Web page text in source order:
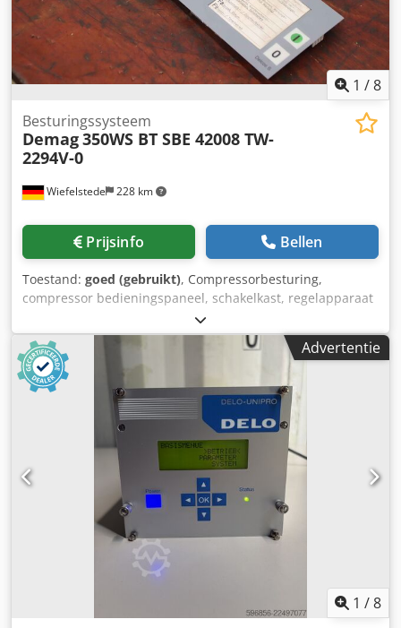
1 /8
Wiefelstede 228 km
Besturingssysteem
Demag350WS BT SBE 42008 TW-
2294V-0
Prijsinfo Bellen
Toestand: goed (gebruikt), Compressorbesturing,
compressor bedieningspaneel, schakelkast, regelapparaat
- Fabrikant: Demag, compressorbesturing uit
schroefcompressor type 350WS - Module: BT SBE 42008
TW-2294V-0 - Losse componenten: zie foto's - Afmetingen:
395/105/H25 mm - Gewicht: 0,3 kg Csdpowxaqtofx Agverf
Advertentie
1 /8